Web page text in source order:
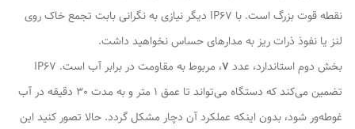
نقطه قوت بزرگ است. با IP67 دیگر نیازی به نگرانی بابت تجمع خاک روی
لنز یا نفوذ ذرات ریز به مدارهای حساس نخواهید داشت.
بخش دوم استاندارد، عدد 7
، مربوط به مقاومت در برابر آب است. IP67
تضمین می‌کند که دستگاه می‌تواند تا عمق 1 متر و به مدت 30 دقیقه در آب
غوطه‌ور شود، بدون اینکه عملکرد آن دچار مشکل گردد. حالا تصور کنید این